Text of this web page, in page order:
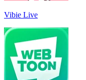
Vibie Live